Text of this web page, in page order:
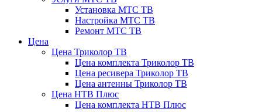
Установка МТС ТВ
Настройка МТС ТВ
Ремонт МТС ТВ
Цена
Цена Триколор ТВ
Цена комплекта Триколор ТВ
Цена ресивера Триколор ТВ
Цена антенны Триколор ТВ
Цена НТВ Плюс
Цена комплекта НТВ Плюс